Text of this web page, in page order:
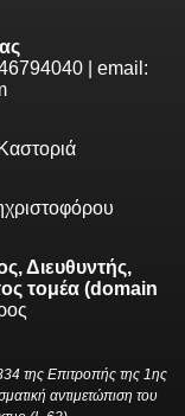
| email:
Διευθυντής,
τομέα (domain
της Επιτροπής της 1ης
αντιμετώπιση του